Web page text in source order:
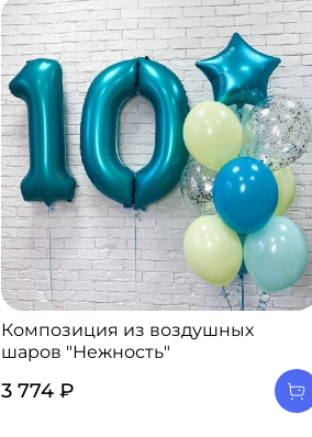
Композиция из воздушных
шаров "Нежность"
3 774 ₽